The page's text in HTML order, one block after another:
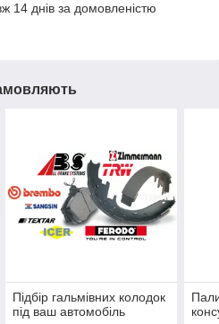
14 днів за домовленістю
Підбір гальмівних колодок
під ваш автомобіль